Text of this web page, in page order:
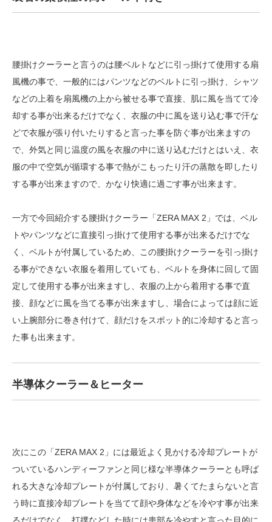
腰掛けクーラーと言うのは腰ベルトなどに引っ掛けて使用する扇
風機の事で、一般的にはパンツなどのベルトに引っ掛け、シャツ
などの上着を扇風機の上から被せる事で直接、肌に風を当てて冷
却する事が出来るだけでなく、衣服の中に風を送り込む事で汗な
どで衣服が張り付いたりすると言った事を防ぐ事が出来ますの
で、外気と同じ温度の風を衣服の中に送り込むだけとはいえ、衣
服の中で空気が循環する事で熱がこもったり汗の蒸散を即したり
する事が出来ますので、かなり快適に過ごす事が出来ます。
一方で今回紹介する腰掛けクーラー「ZERA MAX 2」では、ベル
トやパンツなどに直接引っ掛けて使用する事が出来るだけでな
く、ベルトが付属しているため、この腰掛けクーラーを引っ掛け
る事ができない衣服を着用していても、ベルトを身体に回して固
定して使用する事が出来ますし、衣服の上から着用する事で直
接、顔などに風を当てる事が出来ますし、場合によっては顔に近
い上腕部分に巻き付けて、顔だけをスポット的に冷却すると言っ
た事も出来ます。
半導体クーラー＆ヒーター
次にこの「ZERA MAX 2」には最近よく見かける冷却プレートが
ついているハンディーファンと同じ様な半導体クーラーとも呼ば
れる大きな冷却プレートが付属しており、暑くてたまらないと言
う時に直接冷却プレートを当てて顔や身体などを冷やす事が出来
るだけでなく、打撲などした時には患部を冷やすと言った目的に